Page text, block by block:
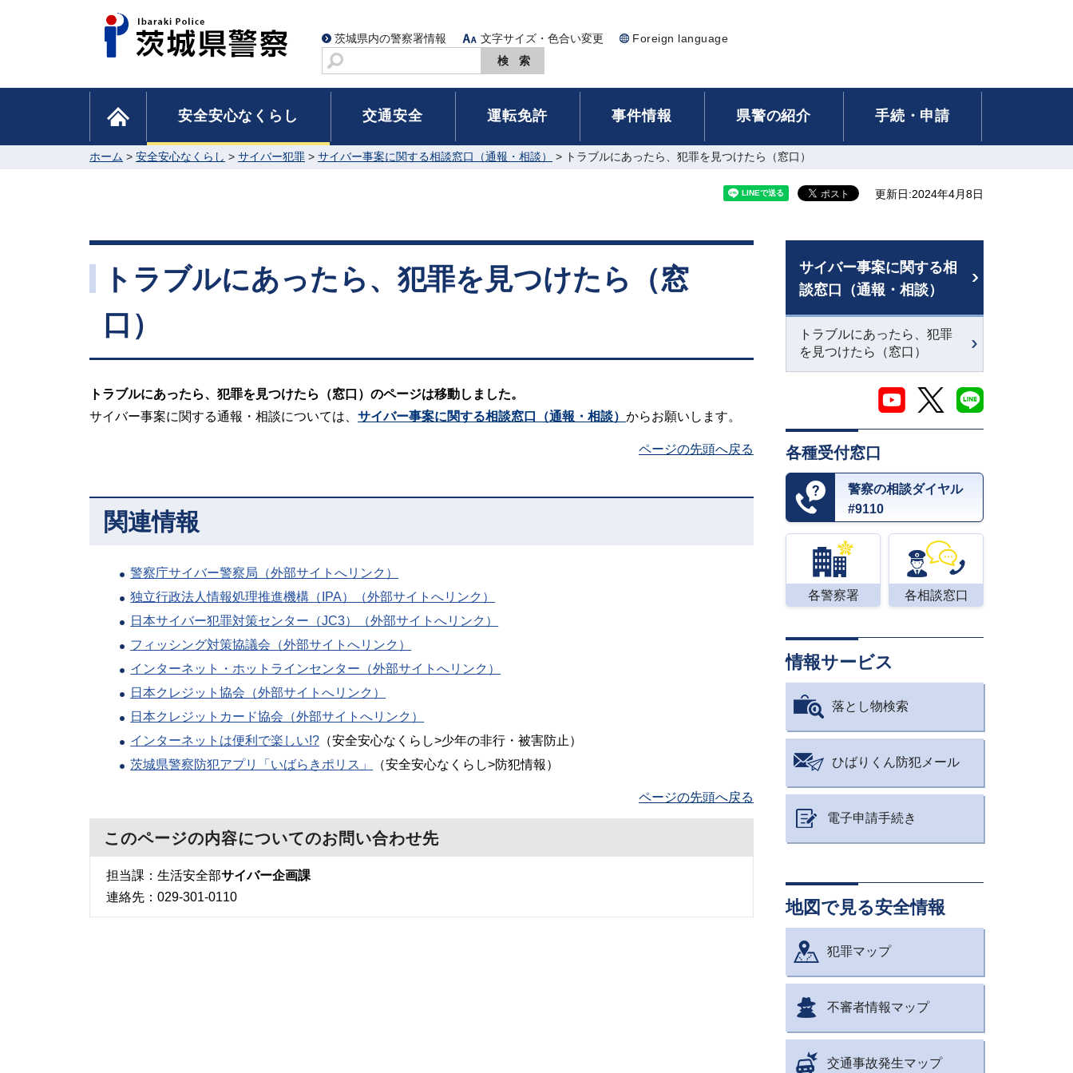
茨城県内の警察署情報 文字サイズ・色合い変更
Foreign language
サ
索
home 安全安心なくらし 交通安全 運転免許 事件情報 県警の紹介 手続・申請
ホーム > 安全安心なくらし > サイバー犯罪 > サイバー事案に関する相談窓口（通報・相談） > トラブルにあったら、犯罪を見つけたら（窓口）
更新日:2024年4月8日
トラブルにあったら、犯罪を見つけたら（窓
口）
トラブルにあったら、犯罪を見つけたら（窓口）のページは移動しました。
サイバー事案に関する通報・相談については、 サイバー事案に関する相談窓口（通報・相談） からお願いします。
ページの先頭へ戻る
関連情報
警察庁サイバー警察局（外部サイトへリンク）
独立行政法人情報処理推進機構（IPA）（外部サイトへリンク）
日本サイバー犯罪対策センター（JC3）（外部サイトへリンク）
フィッシング対策協議会（外部サイトへリンク）
インターネット・ホットラインセンター（外部サイトへリンク）
日本クレジット協会（外部サイトへリンク）
日本クレジットカード協会（外部サイトへリンク）
インターネットは便利で楽しい!? （安全安心なくらし>少年の非行・被害防止）
茨城県警察防犯アプリ「いばらきポリス」
（安全安心なくらし>防犯情報）
ページの先頭へ戻る
このページの内容についてのお問い合わせ先
担当課：生活安全部サイバー企画課
連絡先：029-301-0110
サイバー事案に関する相
談窓口（通報・相談）
トラブルにあったら、犯罪
を見つけたら（窓口）
各種受付窓口
警察の相談ダイヤル
#9110
各警察署 各相談窓口
情報サービス
落とし物検索
ひばりくん防犯メール
電子申請手続き
地図で見る安全情報
犯罪マップ
不審者情報マップ
交通事故発生マップ